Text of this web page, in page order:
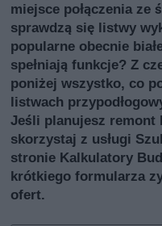
miejsce połączenia ze
sprawdzą się listwy
popularne obecnie
spełniają funkcje? Z
poniżej wszystko, co
listwach
Jeśli planujesz remont
skorzystaj z usługi
stronie Kalkulatory
krótkiego formularza
ofert.